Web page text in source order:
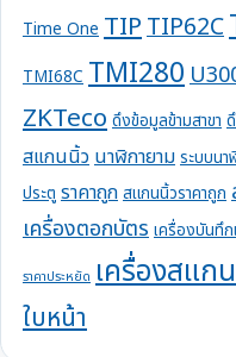
Time One TIPTIP62C
TMI68C TMI280
ZKTeco ดึงข้อมูลข้ามสาขา
สแกนนิ้วนาฬิกายาม ระบบนา
ประตู ราคาถูก สแกนนิ้วราคาถูก
เครื่องตอกบัตร เครื่องบันทึก
ราคาประหยัด เครื่องสแก
ใบหน้า